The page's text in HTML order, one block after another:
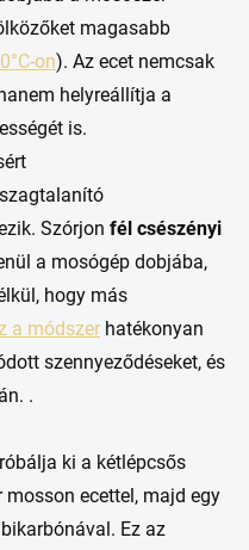
magasabb
on). Az ecet nemcsak
helyreállítja a
is.
Szórjon fél csészényi
a mosógép dobjába,
hogy más
a módszer hatékonyan
szennyeződéseket, és
.
ki a kétlépcsős
ecettel, majd egy
Ez az